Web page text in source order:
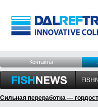
Контакты
Сильная переработка —